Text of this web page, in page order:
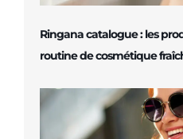
Ringana catalogue : les
routine de cosmétique